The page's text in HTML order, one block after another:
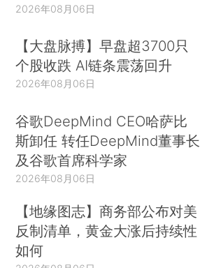
2026年08月06日
【大盘脉搏】早盘超3700只
个股收跌 AI链条震荡回升
2026年08月06日
谷歌DeepMind CEO哈萨比
斯卸任 转任DeepMind董事长
及谷歌首席科学家
2026年08月06日
【地缘图志】商务部公布对美
反制清单，黄金大涨后持续性
如何